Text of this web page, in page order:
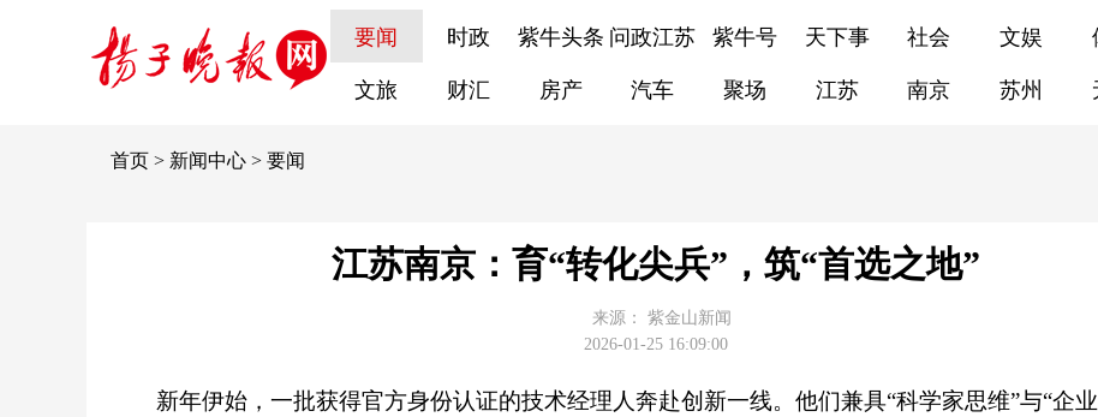
要闻 时政 紫牛头条 问政江苏 紫牛号 天下事 社会 文娱
文旅 财汇 房产 汽车 聚场 江苏 南京 苏州
首页 > 新闻中心 > 要闻
江苏南京：育“转化尖兵”，筑“首选之地”
来源：
紫金山新闻
2026-01-25 16:09:00
新年伊始，一批获得官方身份认证的技术经理人奔赴创新一线。他们兼具“科学家思维”与“企业